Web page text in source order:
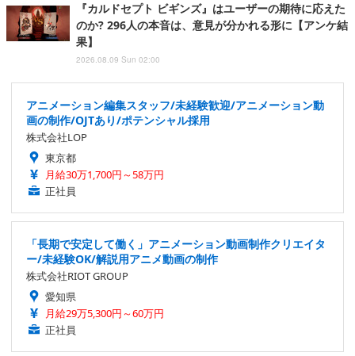
『カルドセプト ビギンズ』はユーザーの期待に応えた
のか? 296人の本音は、意見が分かれる形に【アンケ結
果】
2026.08.09 Sun 02:00
アニメーション編集スタッフ/未経験歓迎/アニメーション動
画の制作/OJTあり/ポテンシャル採用
株式会社LOP
東京都
月給30万1,700円～58万円
正社員
「長期で安定して働く」アニメーション動画制作クリエイタ
ー/未経験OK/解説用アニメ動画の制作
株式会社RIOT GROUP
愛知県
月給29万5,300円～60万円
正社員